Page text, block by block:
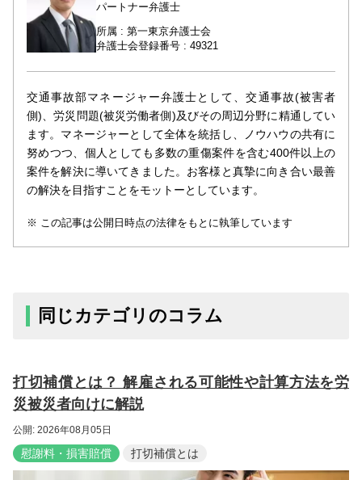
パートナー弁護士
所属 : 第一東京弁護士会
弁護士会登録番号 : 49321
交通事故部マネージャー弁護士として、交通事故(被害者
側)、労災問題(被災労働者側)及びその周辺分野に精通してい
ます。マネージャーとして全体を統括し、ノウハウの共有に
努めつつ、個人としても多数の重傷案件を含む400件以上の
案件を解決に導いてきました。お客様と真摯に向き合い最善
の解決を目指すことをモットーとしています。
この記事は公開日時点の法律をもとに執筆しています
同じカテゴリのコラム
打切補償とは？ 解雇される可能性や計算方法を労
災被災者向けに解説
公開: 2026年08月05日
慰謝料・損害賠償 打切補償とは